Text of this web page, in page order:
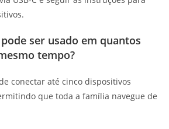
ser usado em quantos
tempo?
conectar até cinco dispositivos
que toda a família navegue de